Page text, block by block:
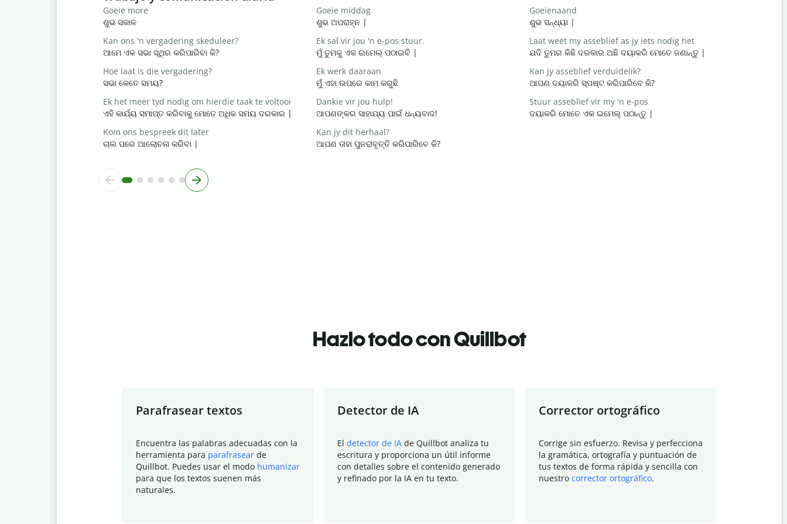
Goeie more
ଶୁଭ ସକାଳ
Goeie middag
ଶୁଭ ଅପରାହ୍ନ |
Goeienaand
ଶୁଭ ସନ୍ଧ୍ୟା |
Kan ons 'n vergadering skeduleer?
ଆମେ ଏକ ସଭା ସ୍ଥିର କରିପାରିବା କି?
Ek sal vir jou 'n e-pos stuur.
ମୁଁ ତୁମକୁ ଏକ ଇମେଲ୍ ପଠାଇବି |
Laat weet my asseblief as jy iets nodig het
ଯଦି ତୁମର କିଛି ଦରକାର ଅଛି ଦୟାକରି ମୋତେ ଜଣାନ୍ତୁ |
Hoe laat is die vergadering?
ସଭା କେତେ ସମୟ?
Ek werk daaraan
ମୁଁ ଏହା ଉପରେ କାମ କରୁଛି
Kan jy asseblief verduidelik?
ଆପଣ ଦୟାକରି ସ୍ପଷ୍ଟ କରିପାରିବେ କି?
Ek het meer tyd nodig om hierdie taak te voltooi
ଏହି କାର୍ଯ୍ୟ ସମାପ୍ତ କରିବାକୁ ମୋତେ ଅଧିକ ସମୟ ଦରକାର |
Dankie vir jou hulp!
ଆପଣଙ୍କର ସାହାଯ୍ୟ ପାଇଁ ଧନ୍ୟବାଦ!
Stuur asseblief vir my 'n e-pos
ଦୟାକରି ମୋତେ ଏକ ଇମେଲ୍ ପଠାନ୍ତୁ |
Kom ons bespreek dit later
ଚାଲ ପରେ ଆଲୋଚନା କରିବା |
Kan jy dit herhaal?
ଆପଣ ତାହା ପୁନରାବୃତ୍ତି କରିପାରିବେ କି?
Hazlo todo con Quillbot
Parafrasear textos
Encuentra las palabras adecuadas con la
herramienta para parafrasear de
Quillbot. Puedes usar el modo humanizar
para que los textos suenen más
naturales.
Detector de IA
El detector de IA de Quillbot analiza tu
escritura y proporciona un útil informe
con detalles sobre el contenido generado
y refinado por la IA en tu texto.
Corrector ortográfico
Corrige sin esfuerzo. Revisa y perfecciona
la gramática, ortografía y puntuación de
tus textos de forma rápida y sencilla con
nuestro corrector ortográfico.